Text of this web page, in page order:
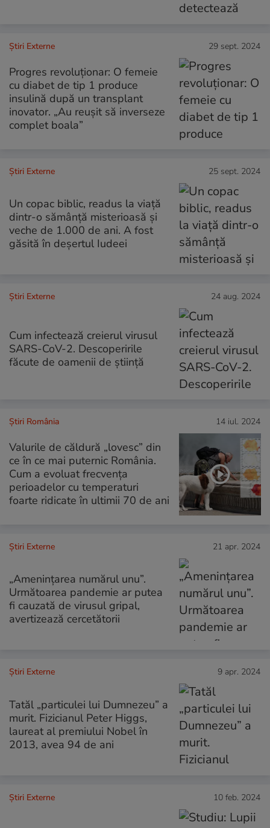
Știri Externe 29 sept. 2024
Progres revoluționar: O femeie
cu diabet de tip 1 produce
insulină după un transplant
inovator. „Au reușit să inverseze
complet boala”
Știri Externe 25 sept. 2024
Un copac biblic, readus la viață
dintr-o sămânță misterioasă și
veche de 1.000 de ani. A fost
găsită în deșertul Iudeei
Știri Externe 24 aug. 2024
Cum infectează creierul virusul
SARS-CoV-2. Descoperirile
făcute de oamenii de știință
Știri România 14 iul. 2024
Valurile de căldură „lovesc” din
ce în ce mai puternic România.
Cum a evoluat frecvența
perioadelor cu temperaturi
foarte ridicate în ultimii 70 de ani
Știri Externe 21 apr. 2024
„Ameninţarea numărul unu”.
Următoarea pandemie ar putea
fi cauzată de virusul gripal,
avertizează cercetătorii
Știri Externe 9 apr. 2024
Tatăl „particulei lui Dumnezeu” a
murit. Fizicianul Peter Higgs,
laureat al premiului Nobel în
2013, avea 94 de ani
Știri Externe 10 feb. 2024